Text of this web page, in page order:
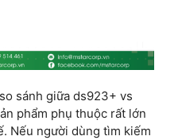
sánh giữa ds923+ vs
phẩm phụ thuộc rất lớn
Nếu người dùng tìm kiếm